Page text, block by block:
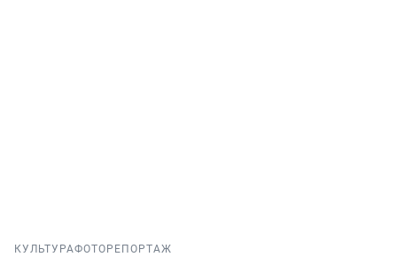
КУЛЬТУРАФОТОРЕПОРТАЖ